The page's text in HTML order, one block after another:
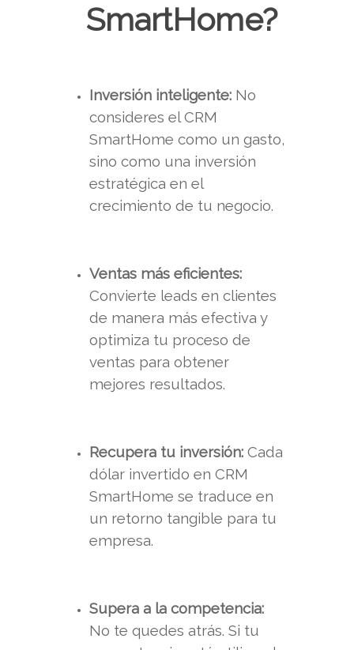
SmartHome?
Inversión inteligente: No
consideres el CRM
SmartHome como un gasto,
sino como una inversión
estratégica en el
crecimiento de tu negocio.
Ventas más eficientes:
Convierte leads en clientes
de manera más efectiva y
optimiza tu proceso de
ventas para obtener
mejores resultados.
Recupera tu inversión: Cada
dólar invertido en CRM
SmartHome se traduce en
un retorno tangible para tu
empresa.
Supera a la competencia:
No te quedes atrás. Si tu